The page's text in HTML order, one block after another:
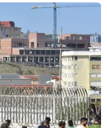
trị Ban chỉ đạo
19, số ca âm
ca, lần 2 là 3 ca,
(Vietnam+)